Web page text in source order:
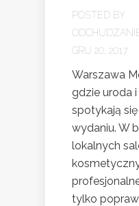
POSTED BY
GRU 20, 2017
Warszawa
gdzie uroda
spotykają
wydaniu. W
lokalnych
tylko